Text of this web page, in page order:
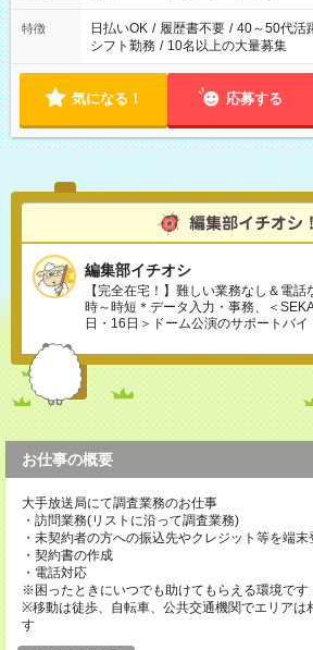
特徴 日払いOK / 履歴書不要 / 40～50代活
シフト勤務 / 10名以上の大量募集
気になる！ 応募する
編集部イチオシ
【完全在宅！】難しい業務なし＆電
時～時短＊データ入力・事務、＜
日・16日＞ドーム公演のサポートバイ
お仕事の概要
大手放送局にて調査業務のお仕事
・訪問業務(リストに沿って調査業務)
・未契約者の方への振込先やクレジット等を端末
・契約書の作成
・電話対応
※困ったときにいつでも助けてもらえる環境です
※移動は徒歩、自転車、公共交通機関でエリアは
す